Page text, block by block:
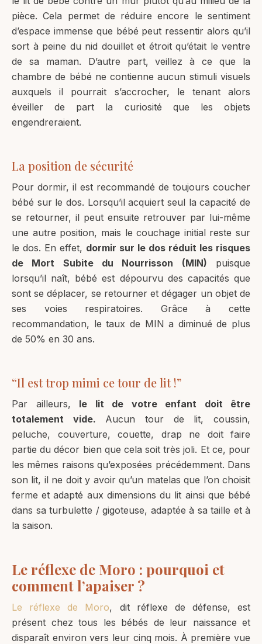
pièce. Cela permet de réduire encore le sentiment
d’espace immense que bébé peut ressentir alors qu’il
sort à peine du nid douillet et étroit qu’était le ventre
de sa maman. D’autre part, veillez à ce que la
chambre de bébé ne contienne aucun stimuli visuels
auxquels il pourrait s’accrocher, le tenant alors
éveiller de part la curiosité que les objets
engendreraient.
La position de sécurité
Pour dormir, il est recommandé de toujours coucher
bébé sur le dos. Lorsqu’il acquiert seul la capacité de
se retourner, il peut ensuite retrouver par lui-même
une autre position, mais le couchage initial reste sur
le dos. En effet, dormir sur le dos réduit les risques
de Mort Subite du Nourrisson (MIN) puisque
lorsqu’il naît, bébé est dépourvu des capacités que
sont se déplacer, se retourner et dégager un objet de
ses voies respiratoires. Grâce à cette
recommandation, le taux de MIN a diminué de plus
de 50% en 30 ans.
“Il est trop mimi ce tour de lit !”
Par ailleurs, le lit de votre enfant doit être
totalement vide. Aucun tour de lit, coussin,
peluche, couverture, couette, drap ne doit faire
partie du décor bien que cela soit très joli. Et ce, pour
les mêmes raisons qu’exposées précédemment. Dans
son lit, il ne doit y avoir qu’un matelas que l’on choisit
ferme et adapté aux dimensions du lit ainsi que bébé
dans sa turbulette / gigoteuse, adaptée à sa taille et à
la saison.
Le réflexe de Moro : pourquoi et
comment l’apaiser ?
Le réflexe de Moro, dit réflexe de défense, est
présent chez tous les bébés de leur naissance et
disparaît environ vers leur cinq mois. À première vue